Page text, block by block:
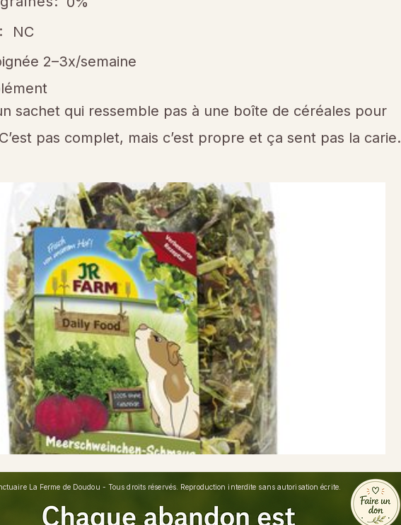
NC
2–3x/semaine
sachet qui ressemble pas à une boîte de céréales pour
pas complet, mais c’est propre et ça sent pas la carie.
La Ferme de Doudou - Tous droits réservés. Reproduction interdite sans autorisation écrite.